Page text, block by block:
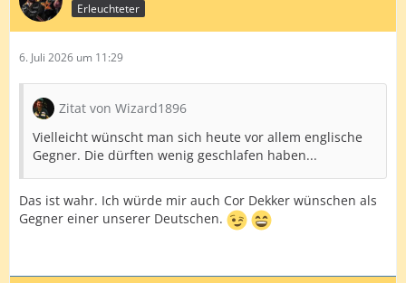
Erleuchteter
6. Juli 2026 um 11:29
Zitat von Wizard1896
Vielleicht wünscht man sich heute vor allem englische
Gegner. Die dürften wenig geschlafen haben...
Das ist wahr. Ich würde mir auch Cor Dekker wünschen als
Gegner einer unserer Deutschen.